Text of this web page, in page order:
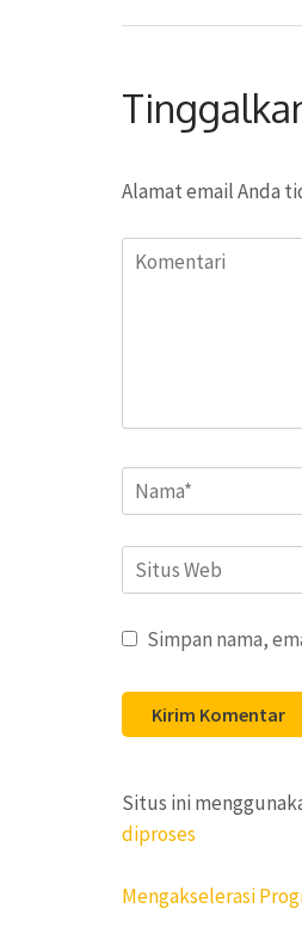
Alamat email Anda
Komentari
Name*
Situs
Web
Simpan nama,
Situs ini
diproses
Navigasi
Mengakselerasi